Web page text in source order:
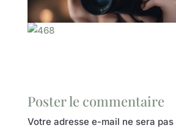
Poster le commentaire
Votre adresse e-mail ne sera